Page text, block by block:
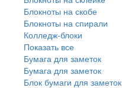
Блокноты на скобе
Блокноты на спирали
Колледж-блоки
Показать все
Бумага для заметок
Бумага для заметок
Блок бумаги для заметок